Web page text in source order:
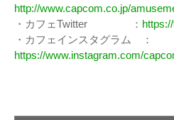
http://www.capcom.co.jp/
・カフェTwitter ：
・カフェインスタグラム ：
https://www.instagram.com/